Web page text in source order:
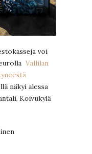
voi
Vallilan
näkyi alessa
Koivukylä